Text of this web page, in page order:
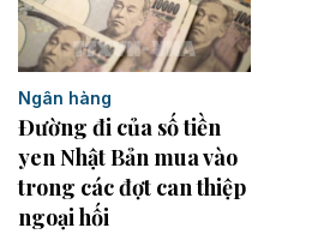
Ngân hàng
Đường đi của số tiền
yen Nhật Bản mua vào
trong các đợt can thiệp
ngoại hối